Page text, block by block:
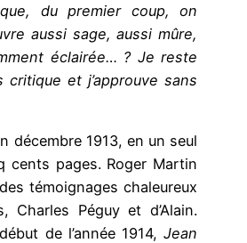
du premier coup, on
aussi sage, aussi mûre,
éclairée… ? Je reste
critique et j’approuve sans
décembre 1913, en un seul
cents pages. Roger Martin
témoignages chaleureux
Charles Péguy et d’Alain.
de l’année 1914, Jean